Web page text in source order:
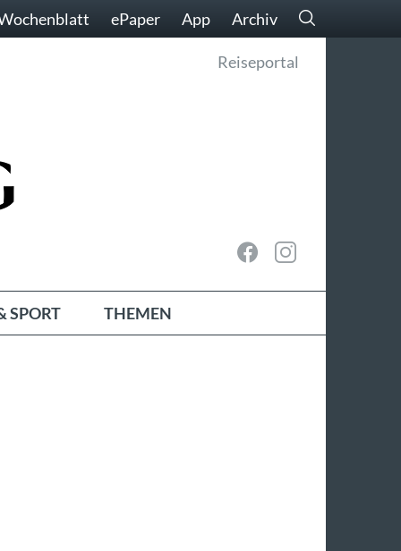
ePaper App Archiv
Reiseportal
SPORT THEMEN